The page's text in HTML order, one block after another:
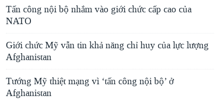
Tấn công nội bộ nhắm vào giới chức cấp cao của
NATO
Giới chức Mỹ vẫn tin khả năng chỉ huy của lực lượng
Afghanistan
Tướng Mỹ thiệt mạng vì ‘tấn công nội bộ’ ở
Afghanistan